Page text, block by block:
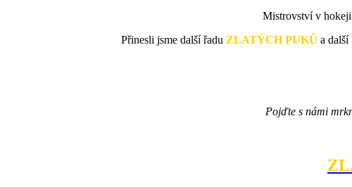
Mistrovství v
Přinesli jsme další řadu ZLATÝCH PUKŮ a další
Pojďte s námi